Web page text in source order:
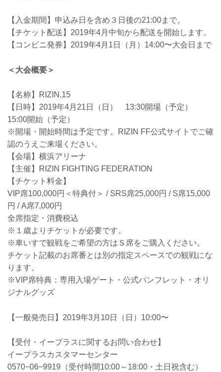
【入金期間】申込み日を含め３日後の21:00まで。
【チケット配送】2019年4月中旬から配送を開始します。
【コンビニ発券】2019年4月1日（月）14:00〜大会日まで
＜大会概要＞
【名称】RIZIN.15
【日時】2019年4月21日（日） 13:30開場（予定）
15:00開始（予定）
※開場・開始時間は予定です。RIZIN FF公式サイトでご確
認のうえご来場ください。
【会場】横浜アリーナ
【主催】RIZIN FIGHTING FEDERATION
【チケット料金】
VIP席100,000円＜特典付＞ / SRS席25,000円 / S席15,000
円 / A席7,000円
全席指定・消費税込
※１歳よりチケットが必要です。
※車いすで観戦をご希望の方はＳ席をご購入ください。
チケット記載のお席番とは別の指定スペースでの観戦にな
ります。
※VIP席特典：専用入場ゲート・公式パンフレット・オリ
ジナルグッズ
【一般発売日】2019年3月10日（日）10:00〜
【受付・イープラスに関するお問い合わせ】
イープラスカスタマーセンター
0570−06−9919（受付時間10:00～18:00・土日祝含む）